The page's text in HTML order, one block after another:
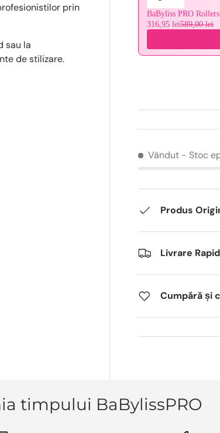
BaByliss PRO
316,95 lei589,00 lei
Vândut - Stoc
Produs
Livrare
Cumpără și
prin
sau la
de stilizare.
timpului BaBylissPRO